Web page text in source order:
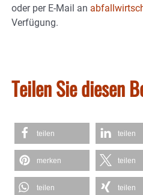
oder per E-Mail an
Verfügung.
Teilen Sie diesen
teilen teilen
merken teilen
teilen teilen